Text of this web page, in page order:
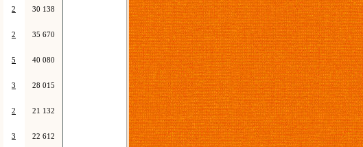
2 30 138
2 35 670
5 40 080
3 28 015
2 21 132
3 22 612